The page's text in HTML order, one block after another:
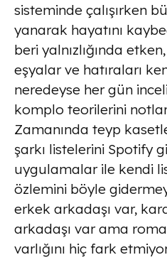
sisteminde çalışırken
yanarak hayatını
beri yalnızlığında
eşyalar ve hatıraları
neredeyse her gün
komplo teorilerini
Zamanında teyp
şarkı listelerini Spotify
uygulamalar ile kendi
özlemini böyle
erkek arkadaşı var,
arkadaşı var ama
varlığını hiç fark